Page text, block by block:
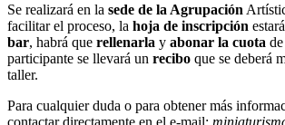
Se realizará en la sede de la Agrupación
facilitar el proceso, la hoja de inscripción estará
bar, habrá que rellenarla y abonar la cuota
participante se llevará un recibo que se deberá
taller.
Para cualquier duda o para obtener más
contactar directamente en el e-mail: